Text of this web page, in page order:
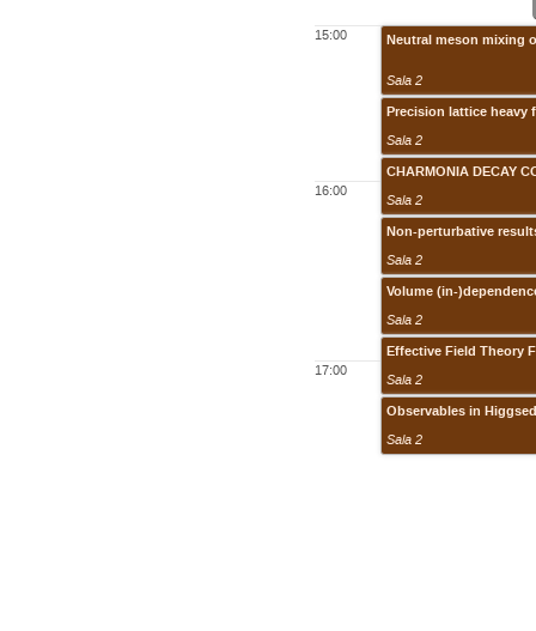
15:00
16:00
17:00
Neutral meson mixing
Sala 2
Precision lattice heavy
Sala 2
CHARMONIA DECAY
Sala 2
Non-perturbative
Sala 2
Volume (in-
Sala 2
Effective Field Theory
Sala 2
Observables in
Sala 2